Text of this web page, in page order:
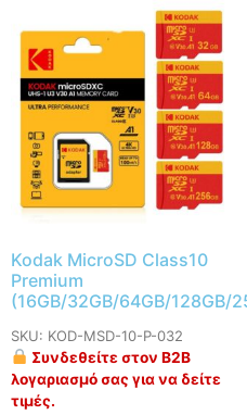
Kodak MicroSD Class10
Premium
(16GB/32GB/64GB/128GB/
SKU: KOD-MSD-10-P-032
Συνδεθείτε στον B2B
λογαριασμό σας για να δείτε
τιμές.